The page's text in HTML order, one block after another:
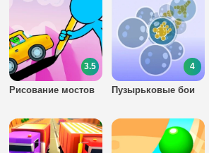
Рисование мостов
3.5
Пузырьковые бои
4